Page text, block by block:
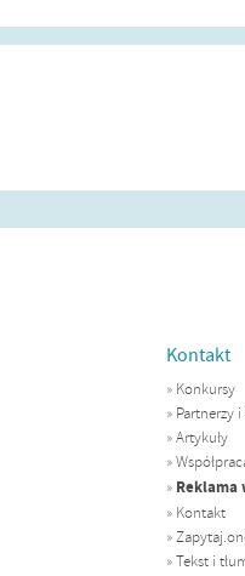
Kontakt
» Konkursy
» Partnerzy
»Artykuły
»
» Reklama
» Kontakt
»
»Tekst i